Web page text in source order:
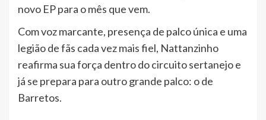
novo EP para o mês que vem.
Com voz marcante, presença de palco única e uma
legião de fãs cada vez mais fiel, Nattanzinho
reafirma sua força dentro do circuito sertanejo e
já se prepara para outro grande palco: o de
Barretos.